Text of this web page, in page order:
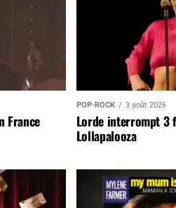
France
POP-ROCK 3 août 2026
Lorde interrompt 3
Lollapalooza